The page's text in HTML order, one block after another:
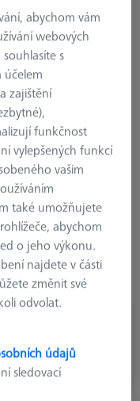
abychom vám
webových
s
účelem
zajištění
funkčnost
vylepšených funkcí
vašim
také umožňujete
abychom
o jeho výkonu.
najdete v části
změnit své
odvolat.
údajů
sledovací